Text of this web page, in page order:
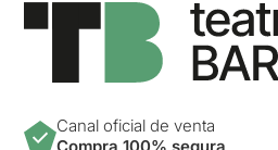
Canal oficial de venta